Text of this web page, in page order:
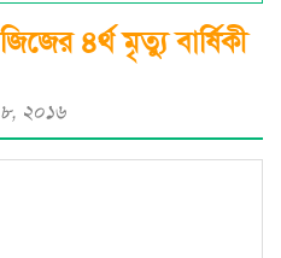
তেল, গ্যাস, বিদ্যুৎ সঙ্কট ও
৪র্থ মৃত্যু বার্ষিকী
৮, ২০১৬